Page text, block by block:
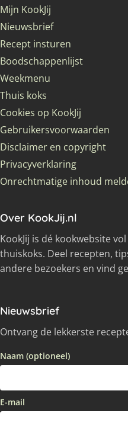
Mijn KookJij
Nieuwsbrief
Recept insturen
Boodschappenlijst
Weekmenu
Thuis koks
Cookies op KookJij
Gebruikersvoorwaarden
Disclaimer en copyright
Privacyverklaring
Onrechtmatige inhoud
Over KookJij.nl
KookJij is dé kookwebsite
thuiskoks. Deel recepten,
andere bezoekers en vind
Nieuwsbrief
Ontvang de lekkerste
Naam (optioneel)
E-mail